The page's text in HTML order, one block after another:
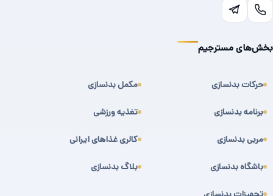
بخش‌های مسترجیم
حرکات بدنسازی
برنامه بدنسازی
مربی بدنسازی
باشگاه بدنسازی
مکمل بدنسازی
تغذیه ورزشی
کالری غذاهای ایرانی
بلاگ بدنسازی